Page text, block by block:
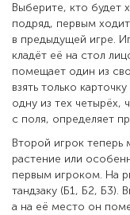
Выберите, кто будет
подряд, первым
в предыдущей игре.
кла­дёт её на стол
помещает один из
взять только
одну из тех четырёх,
с поля, определяет
Второй игрок теперь
растение или
первым игроком. На
тандзаку (Б1, Б2, Б3).
а на её место он